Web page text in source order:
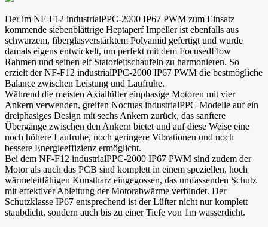
Der im NF-F12 industrialPPC-2000 IP67 PWM zum Einsatz
kommende siebenblättrige Heptaperf Impeller ist ebenfalls aus
schwarzem, fiberglasverstärktem Polyamid gefertigt und wurde
damals eigens entwickelt, um perfekt mit dem FocusedFlow
Rahmen und seinen elf Statorleitschaufeln zu harmonieren. So
erzielt der NF-F12 industrialPPC-2000 IP67 PWM die bestmögliche
Balance zwischen Leistung und Laufruhe.
Während die meisten Axiallüfter einphasige Motoren mit vier
Ankern verwenden, greifen Noctuas industrialPPC Modelle auf ein
dreiphasiges Design mit sechs Ankern zurück, das sanftere
Übergänge zwischen den Ankern bietet und auf diese Weise eine
noch höhere Laufruhe, noch geringere Vibrationen und noch
bessere Energieeffizienz ermöglicht.
Bei dem NF-F12 industrialPPC-2000 IP67 PWM sind zudem der
Motor als auch das PCB sind komplett in einem speziellen, hoch
wärmeleitfähigen Kunstharz eingegossen, das umfassenden Schutz
mit effektiver Ableitung der Motorabwärme verbindet. Der
Schutzklasse IP67 entsprechend ist der Lüfter nicht nur komplett
staubdicht, sondern auch bis zu einer Tiefe von 1m wasserdicht.